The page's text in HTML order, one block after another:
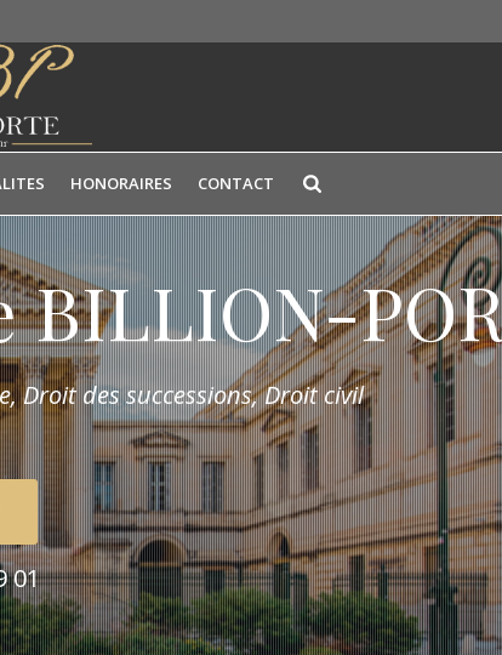
HONORAIRES CONTACT
BILLION-
Droit des successions, Droit civil
01